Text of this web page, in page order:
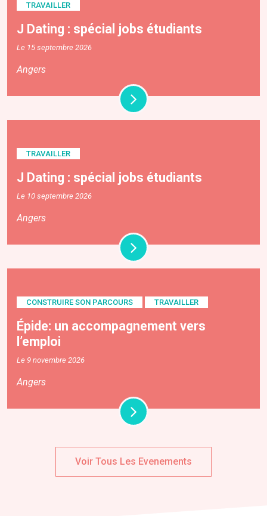
TRAVAILLER
J Dating : spécial jobs étudiants
Le 15 septembre 2026
Angers
TRAVAILLER
J Dating : spécial jobs étudiants
Le 10 septembre 2026
Angers
CONSTRUIRE SON PARCOURS TRAVAILLER
Épide: un accompagnement vers
l’emploi
Le 9 novembre 2026
Angers
Voir Tous Les Evenements